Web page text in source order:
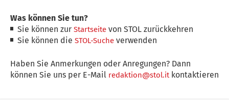
Was können Sie tun?
Sie können zurStartseite von STOL zurückkehren
Sie können dieSTOL-Suche verwenden
Haben Sie Anmerkungen oder Anregungen? Dann
können Sie uns per E-Mail redaktion@stol.itkontaktieren